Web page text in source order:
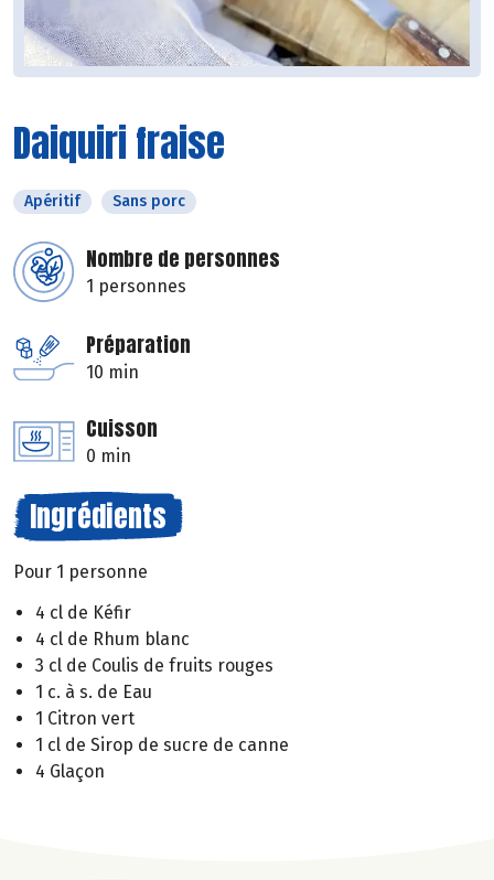
Daiquiri fraise
Apéritif Sans porc
Nombre de personnes
1 personnes
Préparation
10 min
Cuisson
0 min
Ingrédients
Pour 1 personne
4 cl de Kéfir
4 cl de Rhum blanc
3 cl de Coulis de fruits rouges
1 c. à s. de Eau
1 Citron vert
1 cl de Sirop de sucre de canne
4 Glaçon